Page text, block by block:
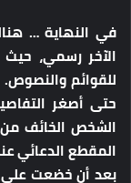
في النهاية …
الآخر رسمي، حيث
للقوائم
حتى أصغر
الشخص الخائف